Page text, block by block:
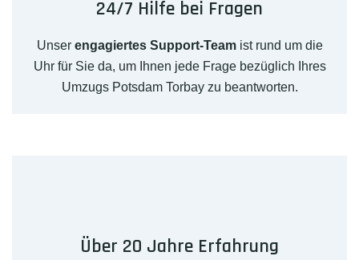
24/7 Hilfe bei Fragen
Unser engagiertes Support-Teamist rund um die
Uhr für Sie da, um Ihnen jede Frage bezüglich Ihres
Umzugs Potsdam Torbay zu beantworten.
Über 20 Jahre Erfahrung